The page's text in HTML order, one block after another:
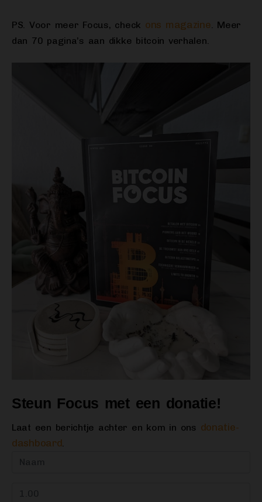
PS. Voor meer Focus, check ons magazine. Meer
dan 70 pagina’s aan dikke bitcoin verhalen.
Steun Focus met een donatie!
Laat een berichtje achter en kom in ons donatie-
dashboard